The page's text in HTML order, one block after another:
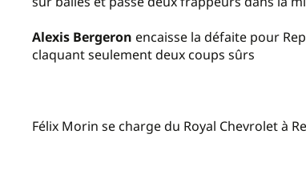
Alexis Bergeron encaisse la défaite pour
claquant seulement deux coups sûrs
Félix Morin se charge du Royal Chevrolet à